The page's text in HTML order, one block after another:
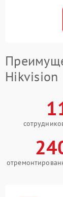
Hikvision